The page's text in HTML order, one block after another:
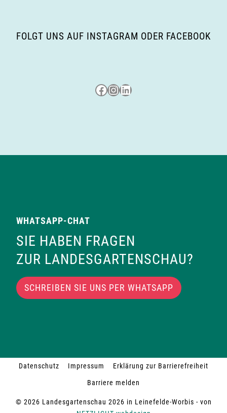
FOLGT UNS AUF INSTAGRAM ODER FACEBOOK
Besuche uns auf Facebook
Besuche uns auf Instagram
LinkedIn
WHATSAPP-CHAT
SIE HABEN FRAGEN
ZUR LANDESGARTENSCHAU?
SCHREIBEN SIE UNS PER WHATSAPP
© 2026 Landesgartenschau 2026 in Leinefelde-Worbis - von
Datenschutz Impressum
Erklärung zur Barrierefreiheit
Barriere melden